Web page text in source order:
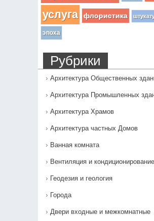
услуга флористика
эпоха
Рубрики
Архитектура Общественных
Архитектура Промышленных
Архитектура Храмов
Архитектура частных Домов
Ванная комната
Вентиляция и кондиционирование
Геодезия и геология
Города
Двери входные и межкомнатные